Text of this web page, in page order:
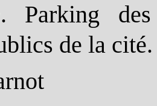
. Parking
de la